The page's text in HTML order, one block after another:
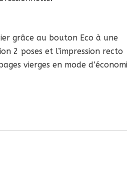
grâce au bouton Eco à une
2 poses et l’impression recto
vierges en mode